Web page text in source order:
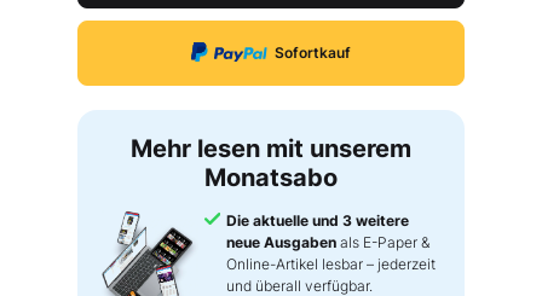
Sofortkauf
Mehr lesen mit unserem
Monatsabo
Die aktuelle und 3 weitere
neue Ausgaben als E-Paper &
Online-Artikel lesbar – jederzeit
und überall verfügbar.